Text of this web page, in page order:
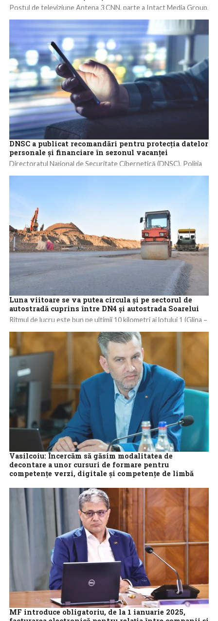
Postul de televiziune Antena 3 CNN, parte a Intact Media Group,
„Investitori pentru viitor. Marile...
DNSC a publicat recomandări pentru protecţia datelor
personale şi financiare în sezonul vacanţei
Directoratul Naţional de Securitate Cibernetică (DNSC), Poliţia
Luna viitoare se va putea circula şi pe sectorul de
autostradă cuprins între DN4 şi autostrada Soarelui
Ritmul de lucru este bun pe ultimii 10 kilometri ai lotului 1 (Glina –
Vasilcoiu: Încercăm să găsim modalitatea de
decontare a unor cursuri de formare pentru
competenţe verzi, digitale şi competenţe de limbă
decontare a unor cursuri de formare pentru dobândirea
competenţelor verzi, digitale, competenţelor de limbă...
MF introduce obligatoriu, de la 1 ianuarie 2025,